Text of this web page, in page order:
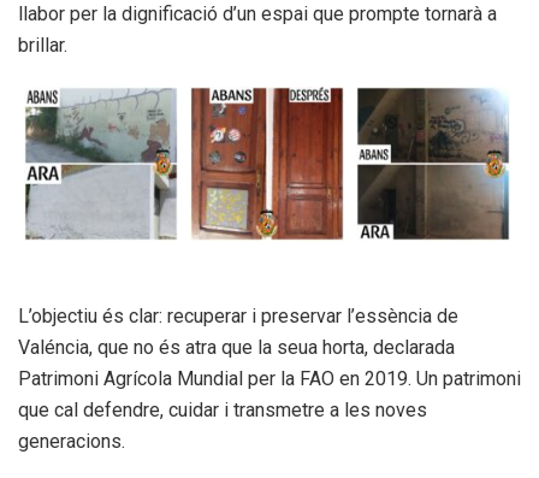
llabor per la dignificació d’un espai que prompte tornarà a
brillar.
L’objectiu és clar: recuperar i preservar l’essència de
Valéncia, que no és atra que la seua horta, declarada
Patrimoni Agrícola Mundial per la FAO en 2019. Un patrimoni
que cal defendre, cuidar i transmetre a les noves
generacions.